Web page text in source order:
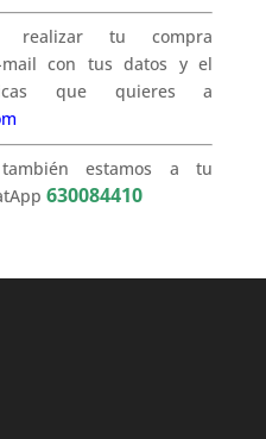
realizar tu compra
mail con tus datos y el
que quieres a
estamos a tu
630084410